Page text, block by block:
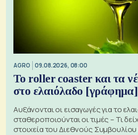
AGRO 09.08.2026, 08:00
Το roller coaster και τα
στο ελαιόλαδο [γράφημα]
Αυξάνονται οι εισαγωγές για το
σταθεροποιούνται οι τιμές – Τι
στοιχεία του Διεθνούς